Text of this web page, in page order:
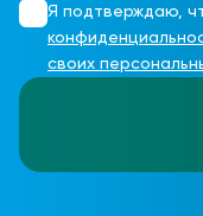
Я подтверждаю,
своих